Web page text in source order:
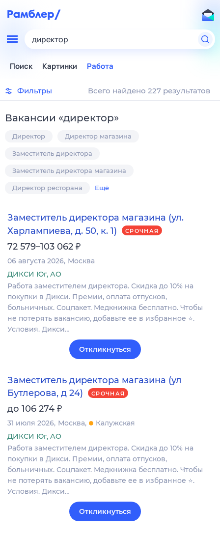
директор
Поиск Картинки Работа
Фильтры Всего найдено 227 результатов
Вакансии «директор»
Директор Директор магазина
Заместитель директора
Заместитель директора магазина
Директор ресторана Ещё
Заместитель директора магазина (ул.
Харлампиева, д. 50, к. 1)
СРОЧНАЯ
72 579–103 062 ₽
06 августа 2026 Москва
ДИКСИ Юг, АО
Работа заместителем директора. Скидка до 10% на
покупки в Дикси. Премии, оплата отпусков,
больничных. Соцпакет. Медкнижка бесплатно. Чтобы
не потерять вакансию, добавьте ее в избранное ⭐.
Условия. Дикси…
Откликнуться
Заместитель директора магазина (ул
Бутлерова, д 24)
СРОЧНАЯ
до 106 274 ₽
31 июля 2026 Москва
Калужская
ДИКСИ Юг, АО
Работа заместителем директора. Скидка до 10% на
покупки в Дикси. Премии, оплата отпусков,
больничных. Соцпакет. Медкнижка бесплатно. Чтобы
не потерять вакансию, добавьте ее в избранное ⭐.
Условия. Дикси…
Откликнуться